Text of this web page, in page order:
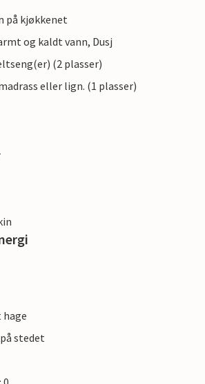
på kjøkkenet
og kaldt vann, Dusj
(2 plasser)
eller lign. (1 plasser)
stedet